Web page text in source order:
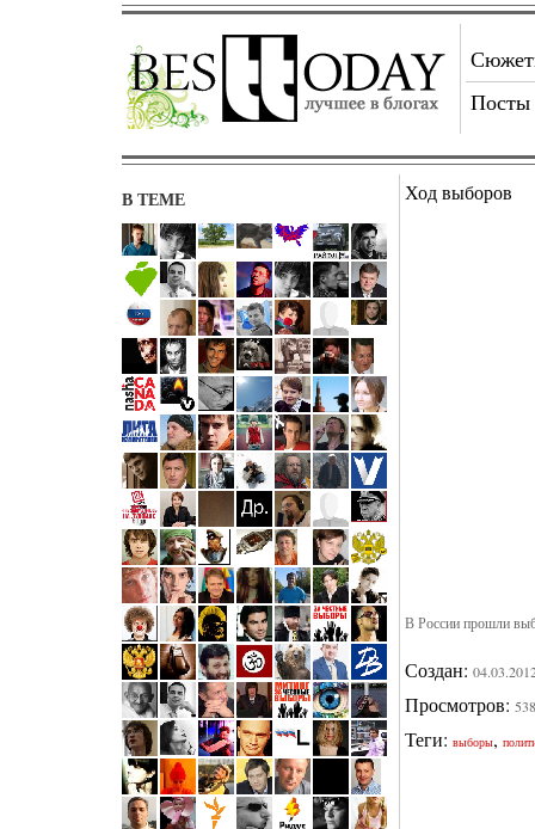
Посты
В ТЕМЕ Ход выборов
В России прошли
Создан:
Просмотров:
Теги: выборы,